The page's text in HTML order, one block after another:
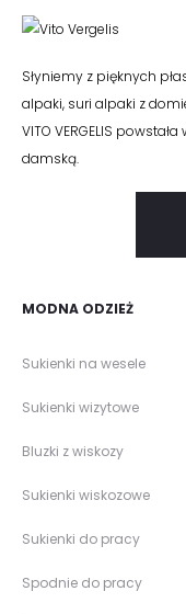
Słyniemy z pięknych
alpaki, suri alpaki z
VITO VERGELIS
damską.
MODNA ODZIEŻ
Sukienki na wesele
Sukienki wizytowe
Bluzki z wiskozy
Sukienki wiskozowe
Sukienki do pracy
Spodnie do pracy